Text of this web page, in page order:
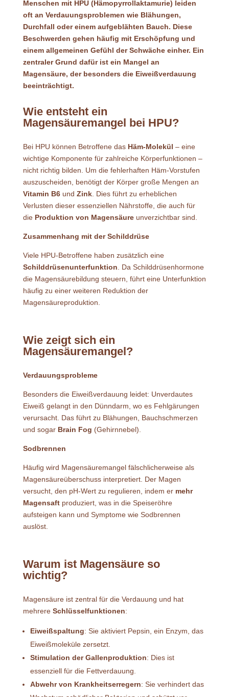
Menschen mit HPU (Hämopyrrollaktamurie) leiden
oft an Verdauungsproblemen wie Blähungen,
Durchfall oder einem aufgeblähten Bauch. Diese
Beschwerden gehen häufig mit Erschöpfung und
einem allgemeinen Gefühl der Schwäche einher. Ein
zentraler Grund dafür ist ein Mangel an
Magensäure, der besonders die Eiweißverdauung
beeinträchtigt.
Wie entsteht ein
Magensäuremangel bei HPU?
Bei HPU können Betroffene das Häm-Molekül – eine
wichtige Komponente für zahlreiche Körperfunktionen –
nicht richtig bilden. Um die fehlerhaften Häm-Vorstufen
auszuscheiden, benötigt der Körper große Mengen an
Vitamin B6und Zink. Dies führt zu erheblichen
Verlusten dieser essenziellen Nährstoffe, die auch für
die Produktion von Magensäureunverzichtbar sind.
Zusammenhang mit der Schilddrüse
Viele HPU-Betroffene haben zusätzlich eine
Schilddrüsenunterfunktion . Da Schilddrüsenhormone
die Magensäurebildung steuern, führt eine Unterfunktion
häufig zu einer weiteren Reduktion der
Magensäureproduktion.
Wie zeigt sich ein
Magensäuremangel?
Verdauungsprobleme
Besonders die Eiweißverdauung leidet: Unverdautes
Eiweiß gelangt in den Dünndarm, wo es Fehlgärungen
verursacht. Das führt zu Blähungen, Bauchschmerzen
und sogar Brain Fog (Gehirnnebel).
Sodbrennen
Häufig wird Magensäuremangel fälschlicherweise als
Magensäureüberschuss interpretiert. Der Magen
versucht, den pH-Wert zu regulieren, indem er mehr
Magensaftproduziert, was in die Speiseröhre
aufsteigen kann und Symptome wie Sodbrennen
auslöst.
Warum ist Magensäure so
wichtig?
Magensäure ist zentral für die Verdauung und hat
mehrere Schlüsselfunktionen:
Eiweißspaltung: Sie aktiviert Pepsin, ein Enzym, das
Eiweißmoleküle zersetzt.
Stimulation der Gallenproduktion: Dies ist
essenziell für die Fettverdauung.
Abwehr von Krankheitserregern: Sie verhindert das